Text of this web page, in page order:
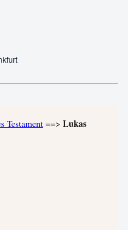
Testament ==> Lukas